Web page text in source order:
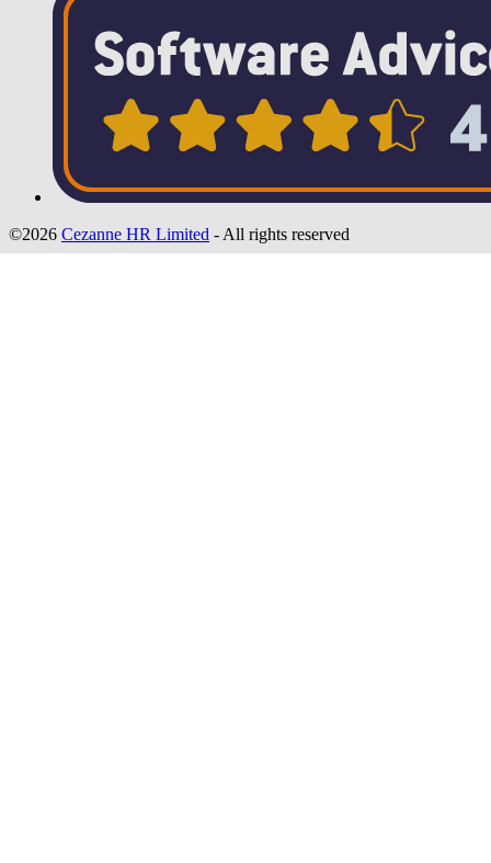
©2026 Cezanne HR Limited - All rights reserved